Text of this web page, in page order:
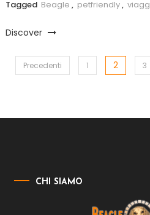
Tagged Beagle , petfriendly,
Discover
Paginazione
articoli
Precedenti 1 2 3
CHI SIAMO